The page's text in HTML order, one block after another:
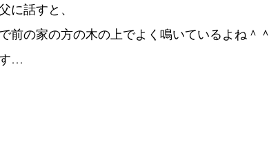
に話すと、
前の家の方の木の上でよく鳴いているよね＾＾
…